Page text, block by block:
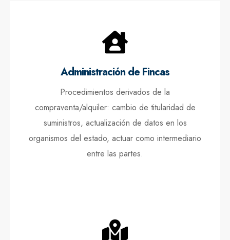
Administración de Fincas
Procedimientos derivados de la
compraventa/alquiler: cambio de titularidad de
suministros, actualización de datos en los
organismos del estado, actuar como intermediario
entre las partes.